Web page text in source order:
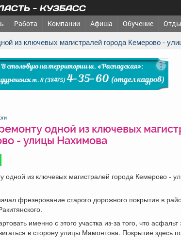
- КУЗБАСС
Работа Компании Афиша Обучение
из ключевых магистралей города Кемерово -
одной из ключевых
- улицы Нахимова
одной из ключевых магистралей города Кемерово -
фрезерование старого дорожного покрытия в
именно с этого участка из-за того, что асфальт
в сторону улицы Мамонтова. Покрытие здесь